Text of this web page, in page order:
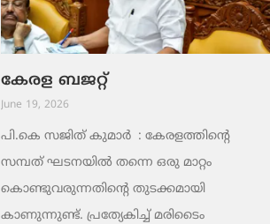
കേരള ബജറ്റ്
June 19, 2026
പി.കെ സജിത് കുമാര്‍ : കേരളത്തിന്റെ
സമ്പത് ഘടനയിൽ തന്നെ ഒരു മാറ്റം
കൊണ്ടുവരുന്നതിന്റെ തുടക്കമായി
കാണുന്നുണ്ട്. പ്രത്യേകിച്ച് മരിടൈം